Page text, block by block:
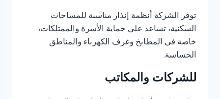
توفر الشركة أنظمة إنذار مناسبة للمساحات
السكنية، تساعد على حماية الأسرة والممتلكات،
خاصة في المطابخ وغرف الكهرباء والمناطق
الحساسة.
للشركات والمكاتب